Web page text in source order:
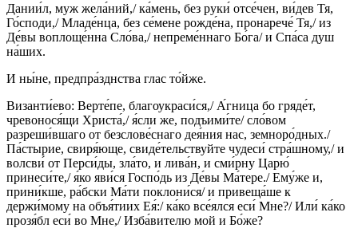
Дании́л, муж жела́ний,/ ка́мень, без руки́ отсе́чен, ви́дев Тя,
Го́споди,/ Младе́нца, без се́мене рожде́на, пронарече́ Тя,/ из
Де́вы воплоще́нна Сло́ва,/ непреме́ннаго Бо́га/ и Спа́са душ
на́ших.
И ны́не, предпра́зднства глас то́йже.
Византи́ево: Верте́пе, благоукраси́ся,/ А́гница бо гряде́т,
чревонося́щи Христа́,/ я́сли же, подъими́те/ сло́вом
разреши́вшаго от безслове́снаго дея́ния нас, земноро́дных./
Па́стырие, свиря́юще, свиде́тельствуйте чудеси́ стра́шному,/ и
волсви́ от Перси́ды, зла́то, и лива́н, и сми́рну Царю́
принеси́те,/ я́ко яви́ся Госпо́дь из Де́вы Ма́тере./ Ему́же и,
прини́кше, ра́бски Ма́ти поклони́ся/ и привеща́ше к
держи́мому на объя́тиих Ея́:/ ка́ко все́ялся еси́ Мне?/ Или́ ка́ко
прозя́бл еси́ во Мне,/ Изба́вителю мой и Бо́же?